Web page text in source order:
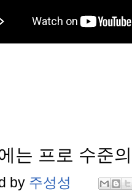
는 프로 수준
by 주성성